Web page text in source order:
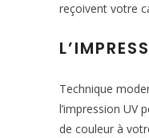
reçoivent votre
Technique
l’impression UV
de couleur à